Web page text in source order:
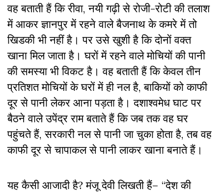
वह बताती हैं कि रीवा, नयी गढ़ी से रोजी-रोटी की तलाश
में आकर ज्ञानपुर में रहने वाले बैजनाथ के कमरे में तो
खिडकी भी नहीं है। पर उसे खुशी है कि दोनों वक्त
खाना मिल जाता है। घरों में रहने वाले मोचियों की पानी
की समस्या भी विकट है। वह बताती हैं कि केवल तीन
प्रतिशत मोचियों के घरों में ही नल है, बाकियों को काफी
दूर से पानी लेकर आना पड़ता है। दशाश्वमेध घाट पर
बैठने वाले उपेंद्र राम बताते हैं कि जब तक वह घर
पहुंचते हैं, सरकारी नल से पानी जा चुका होता है, तब वह
काफी दूर से चापाकल से पानी लाकर खाना बनाते हैं।
यह कैसी आजादी है? मंजू देवी लिखती हैं– “देश की